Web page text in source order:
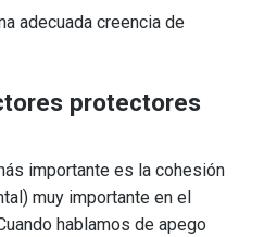
adecuada creencia de
protectores
importante es la cohesión
muy importante en el
hablamos de apego